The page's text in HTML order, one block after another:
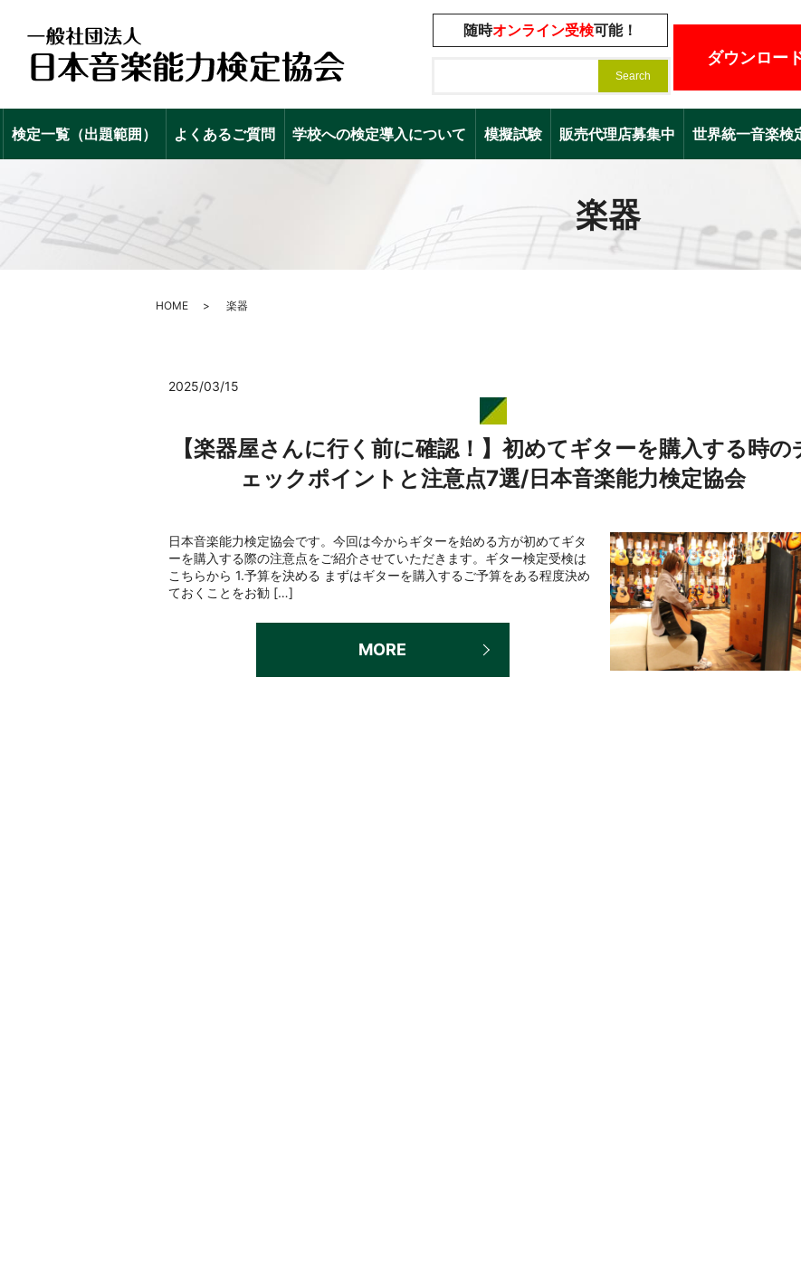
随時オンライン受検可能！
ダウンロー
検定一覧（出題範囲） よくあるご質問 学校への検定導入について 模擬試験 販売代理店募集中 世界統一音楽
楽器
HOME 楽器
2025/03/15
【楽器屋さんに行く前に確認！】初めてギターを購入する時の
ェックポイントと注意点7選/日本音楽能力検定協会
日本音楽能力検定協会です。今回は今からギターを始める方が初めてギタ
ーを購入する際の注意点をご紹介させていただきます。ギター検定受検は
こちらから 1.予算を決める まずはギターを購入するご予算をある程度決め
ておくことをお勧 […]
MORE